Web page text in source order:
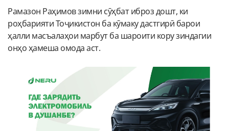
Рамазон Раҳимов зимни сӯҳбат иброз дошт, ки
роҳбарияти Тоҷикистон ба кӯмаку дастгирӣ барои
ҳалли масъалаҳои марбут ба шароити кору зиндагии
онҳо ҳамеша омода аст.